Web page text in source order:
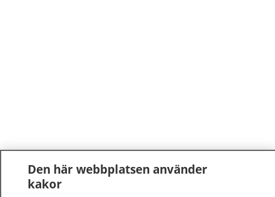
Den här webbplatsen använder
kakor